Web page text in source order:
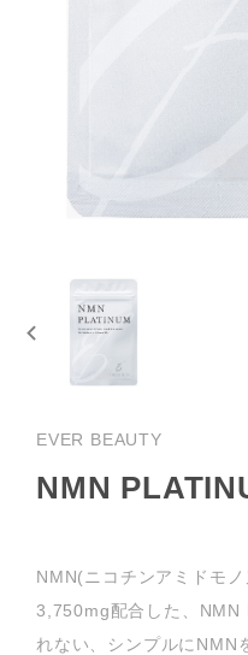
EVER BEAUTY
NMN
NMN(ニコチンアミドモ
3,750mg配合した、NMN
れない、シンプルにNMN